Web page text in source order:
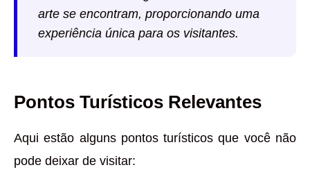
arte se encontram, proporcionando uma
experiência única para os visitantes.
Pontos Turísticos Relevantes
Aqui estão alguns pontos turísticos que você não
pode deixar de visitar: